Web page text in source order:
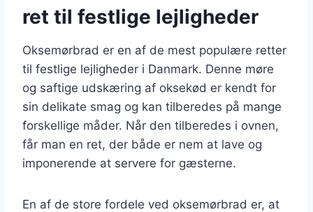
ret til festlige lejligheder
Oksemørbrad er en af de mest populære retter
til festlige lejligheder i Danmark. Denne møre
og saftige udskæring af oksekød er kendt for
sin delikate smag og kan tilberedes på mange
forskellige måder. Når den tilberedes i ovnen,
får man en ret, der både er nem at lave og
imponerende at servere for gæsterne.
En af de store fordele ved oksemørbrad er, at